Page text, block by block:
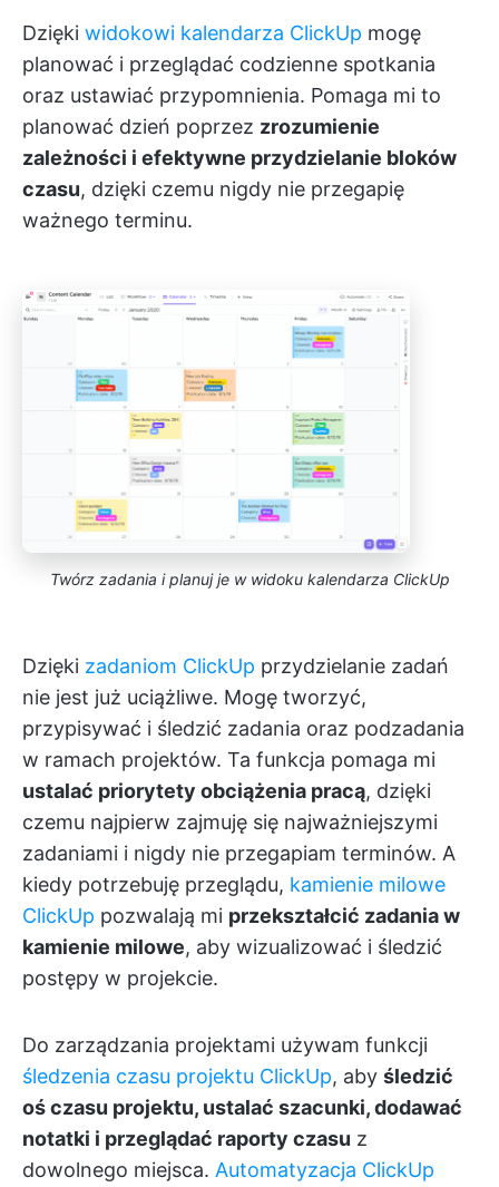
Dzięki widokowi kalendarza ClickUp mogę
planować i przeglądać codzienne spotkania
oraz ustawiać przypomnienia. Pomaga mi to
planować dzień poprzez zrozumienie
zależności i efektywne przydzielanie bloków
czasu, dzięki czemu nigdy nie przegapię
ważnego terminu.
Twórz zadania i planuj je w widoku kalendarza ClickUp
Dzięki zadaniom ClickUp przydzielanie zadań
nie jest już uciążliwe. Mogę tworzyć,
przypisywać i śledzić zadania oraz podzadania
w ramach projektów. Ta funkcja pomaga mi
ustalać priorytety obciążenia pracą, dzięki
czemu najpierw zajmuję się najważniejszymi
zadaniami i nigdy nie przegapiam terminów. A
kiedy potrzebuję przeglądu, kamienie milowe
ClickUp pozwalają mi przekształcić zadania w
kamienie milowe, aby wizualizować i śledzić
postępy w projekcie.
Do zarządzania projektami używam funkcji
śledzenia czasu projektu ClickUp, aby śledzić
oś czasu projektu, ustalać szacunki, dodawać
notatki i przeglądać raporty czasu z
dowolnego miejsca. Automatyzacja ClickUp